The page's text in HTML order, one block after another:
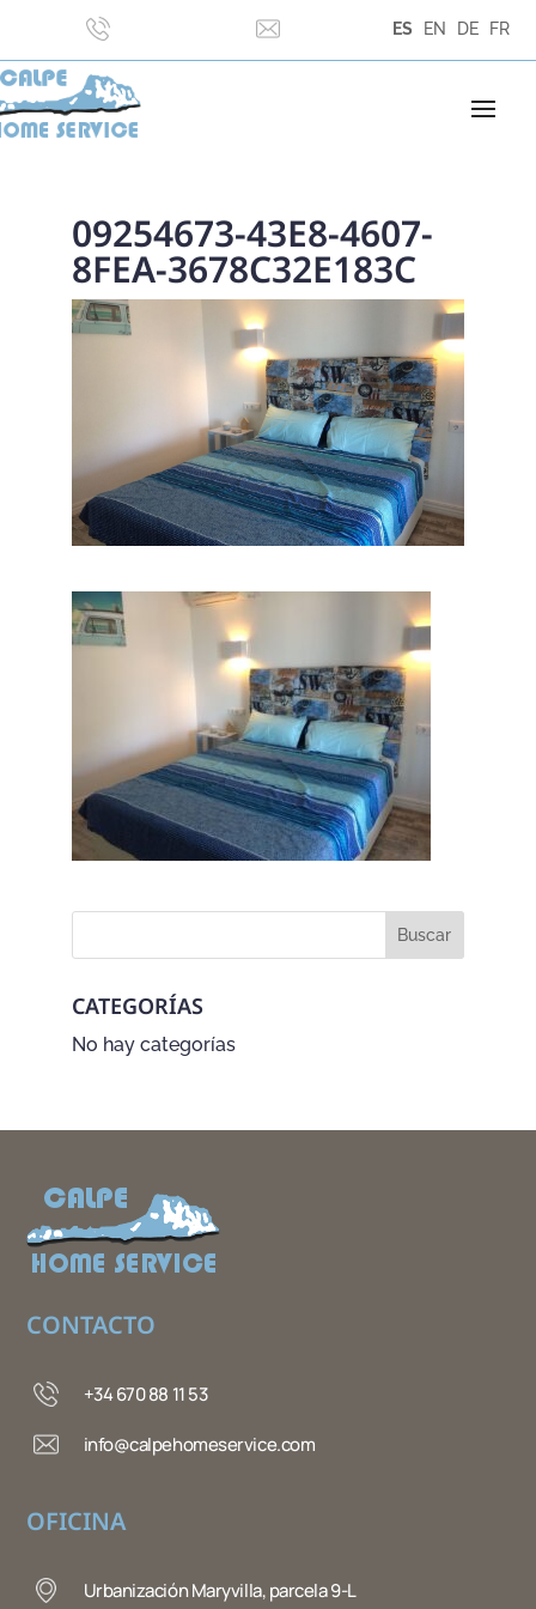
ES EN DE FR
09254673-43E8-4607-
8FEA-3678C32E183C
CATEGORÍAS
No hay categorías
CONTACTO
+34 670 88 11 53
info@calpehomeservice.com
OFICINA
Urbanización Maryvilla, parcela 9-L